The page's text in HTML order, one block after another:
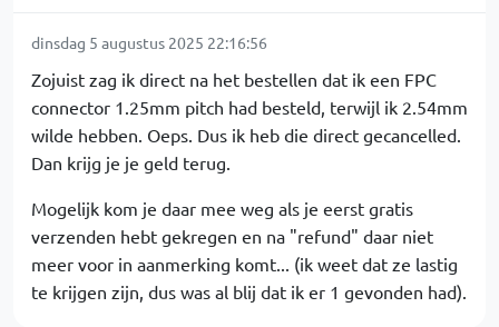
dinsdag 5 augustus 2025 22:16:56
Zojuist zag ik direct na het bestellen dat ik een FPC
connector 1.25mm pitch had besteld, terwijl ik 2.54mm
wilde hebben. Oeps. Dus ik heb die direct gecancelled.
Dan krijg je je geld terug.
Mogelijk kom je daar mee weg als je eerst gratis
verzenden hebt gekregen en na "refund" daar niet
meer voor in aanmerking komt... (ik weet dat ze lastig
te krijgen zijn, dus was al blij dat ik er 1 gevonden had).